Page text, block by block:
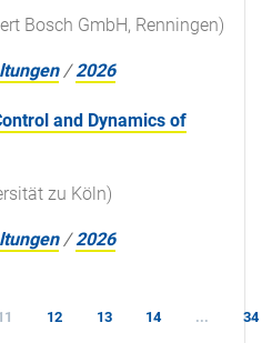
Bosch GmbH, Renningen)
/2026
and Dynamics of
zu Köln)
/2026
12 13 14 ... 34